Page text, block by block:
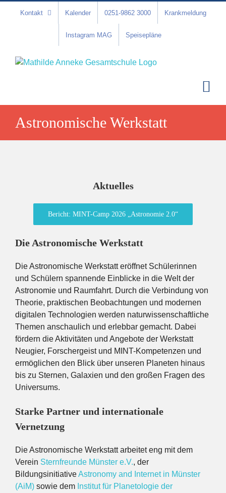
Kontakt Kalender 0251-9862 3000 Krankmeldung
Instagram MAG Speisepläne
Astronomische Werkstatt
Aktuelles
Bericht: MINT-Camp 2026 „Astronomie 2.0“
Die Astronomische Werkstatt
Die Astronomische Werkstatt eröffnet Schülerinnen
und Schülern spannende Einblicke in die Welt der
Astronomie und Raumfahrt. Durch die Verbindung von
Theorie, praktischen Beobachtungen und modernen
digitalen Technologien werden naturwissenschaftliche
Themen anschaulich und erlebbar gemacht. Dabei
fördern die Aktivitäten und Angebote der Werkstatt
Neugier, Forschergeist und MINT-Kompetenzen und
ermöglichen den Blick über unseren Planeten hinaus
bis zu Sternen, Galaxien und den großen Fragen des
Universums.
Starke Partner und internationale
Vernetzung
Die Astronomische Werkstatt arbeitet eng mit dem
Verein Sternfreunde Münster e.V., der
BildungsinitiativeAstronomy and Internet in Münster
(AiM)sowie dem Institut für Planetologie der